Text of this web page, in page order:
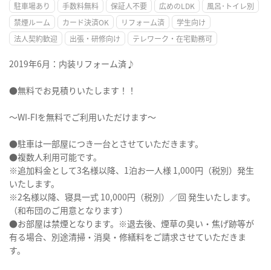
駐車場あり
手数料無料 保証人不要 広めのLDK
風呂･トイレ別
禁煙ルーム
カード決済OK リフォーム済
学生向け
法人契約歓迎
出張・研修向け テレワーク・在宅勤務可
2019年6月：内装リフォーム済♪
●無料でお見積りいたします！！
～WI-FIを無料でご利用いただけます～
●駐車は一部屋につき一台とさせていただきます。
●複数人利用可能です。
※追加料金として3名様以降、1泊お一人様 1,000円（税別）発生
いたします。
※2名様以降、寝具一式 10,000円（税別）／回 発生いたします。
（和布団のご用意となります）
●お部屋は禁煙となります。※退去後、煙草の臭い・焦げ跡等が
有る場合、別途清掃・消臭・修繕料をご請求させていただきま
す。